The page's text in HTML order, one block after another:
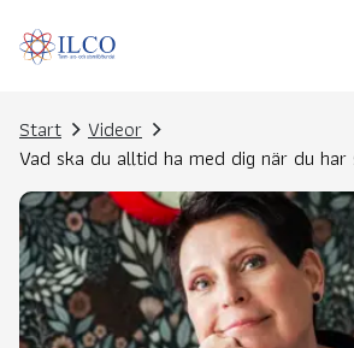
Start
Videor
Vad ska du alltid ha med dig när du har